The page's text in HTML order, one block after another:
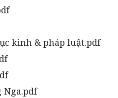
kinh & pháp luật.pdf
Nga.pdf